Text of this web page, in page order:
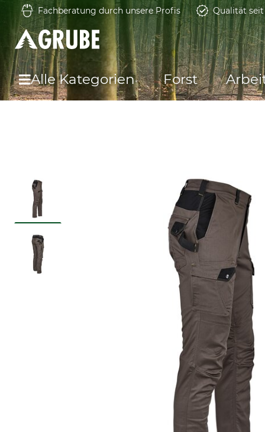
Fachberatung durch unsere Profis Qualität
Alle Kategorien Forst